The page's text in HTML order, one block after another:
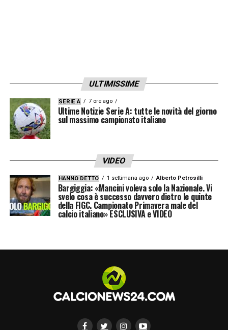
migliorare i giocatori che allena.
Nei primi contatti con l’entourage di
Summerville, la Roma ha messo sul tavolo
proprio questi elementi. Parallelamente si è
mosso anche Malen, che ha un rapporto
eccellente con l’olandese.
Il West Ham, retrocesso, venderà al miglior
offerente, ma rispettando la volontà del
Greenwood: trattativa avanzata,
accordo vicino
Con Greenwood la Roma è più avanti. Il
ULTIMISSIME
SERIE A 7 ore ago
Ultime Notizie Serie A: tutte le novità del giorno
sul massimo campionato italiano
VIDEO
HANNO DETTO 1 settimana ago Alberto Petrosilli
Bargiggia: «Mancini voleva solo la Nazionale. Vi
svelo cosa è successo davvero dietro le quinte
della FIGC. Campionato Primavera male del
calcio italiano» ESCLUSIVA e VIDEO